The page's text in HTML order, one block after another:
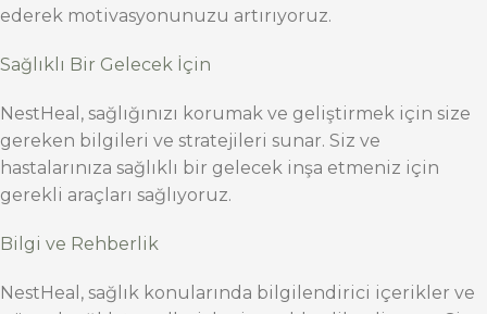
ederek motivasyonunuzu artırıyoruz.
Sağlıklı Bir Gelecek İçin
NestHeal, sağlığınızı korumak ve geliştirmek için size
gereken bilgileri ve stratejileri sunar. Siz ve
hastalarınıza sağlıklı bir gelecek inşa etmeniz için
gerekli araçları sağlıyoruz.
Bilgi ve Rehberlik
NestHeal, sağlık konularında bilgilendirici içerikler ve